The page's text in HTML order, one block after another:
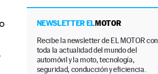
NEWSLETTER ELMOTOR
Recibe la newsletter de EL MOTOR con
toda la actualidad del mundo del
automóvil y la moto, tecnología,
seguridad, conducción y eficiencia.